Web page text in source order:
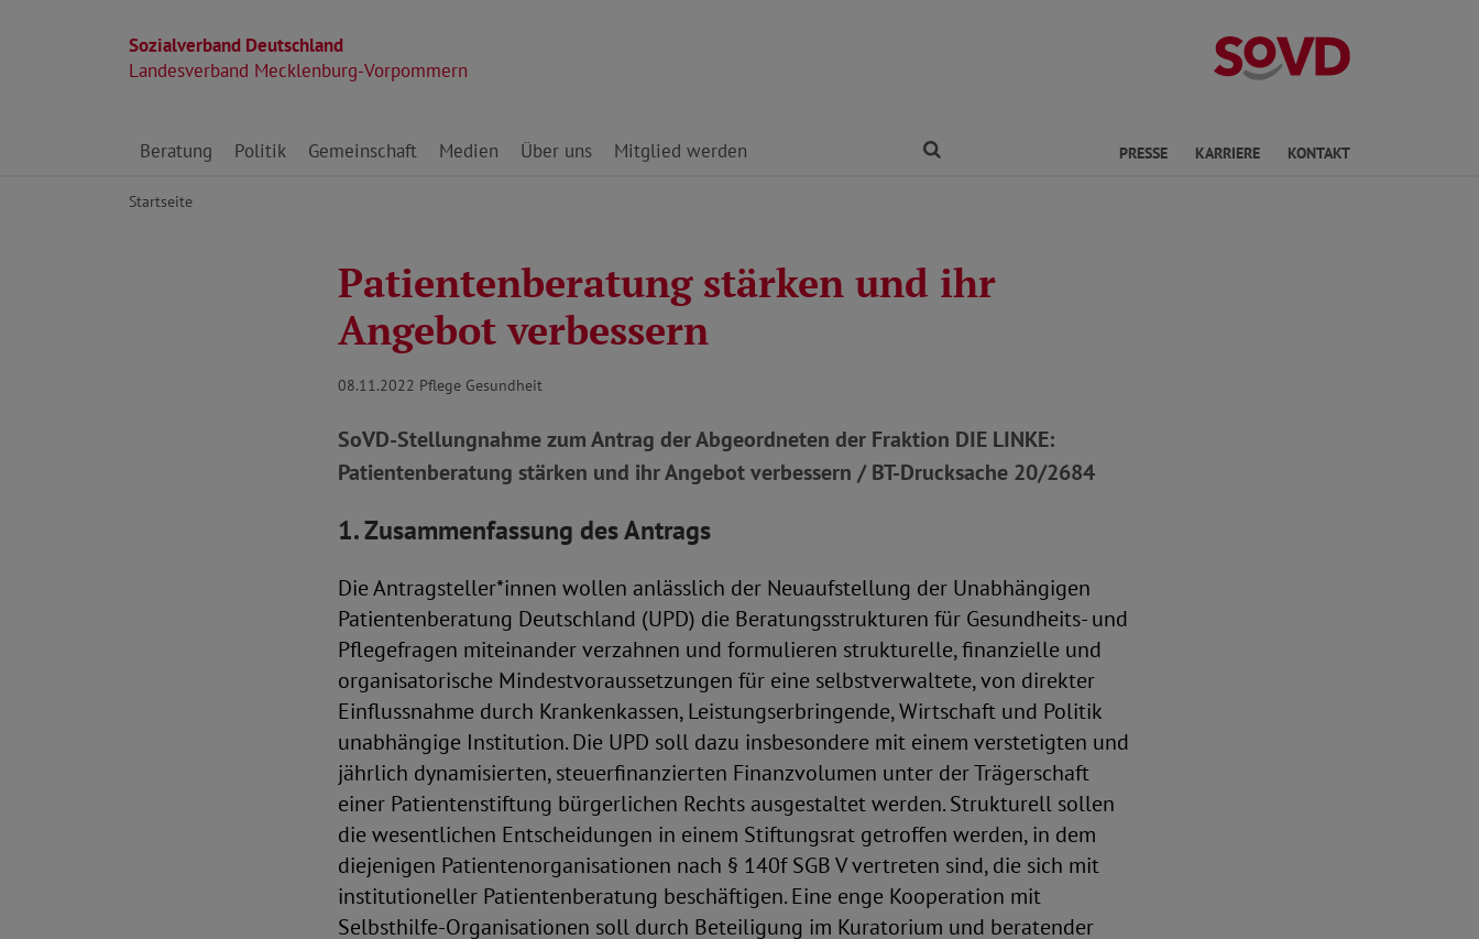
Sozialverband Deutschland
Landesverband Mecklenburg-Vorpommern
Landesverband
Direkt zu den Inhalten springen
Beratung Politik Gemeinschaft Medien Über uns Mitglied werden PRESSE KARRIERE KONTAKT
Startseite
Patientenberatung stärken und ihr
Angebot verbessern
08.11.2022 Pflege Gesundheit
SoVD-Stellungnahme zum Antrag der Abgeordneten der Fraktion DIE LINKE:
Patientenberatung stärken und ihr Angebot verbessern / BT-Drucksache 20/2684
1. Zusammenfassung des Antrags
Die Antragsteller*innen wollen anlässlich der Neuaufstellung der Unabhängigen
Patientenberatung Deutschland (UPD) die Beratungsstrukturen für Gesundheits- und
Pflegefragen miteinander verzahnen und formulieren strukturelle, finanzielle und
organisatorische Mindestvoraussetzungen für eine selbstverwaltete, von direkter
Einflussnahme durch Krankenkassen, Leistungserbringende, Wirtschaft und Politik
unabhängige Institution. Die UPD soll dazu insbesondere mit einem verstetigten und
jährlich dynamisierten, steuerfinanzierten Finanzvolumen unter der Trägerschaft
einer Patientenstiftung bürgerlichen Rechts ausgestaltet werden. Strukturell sollen
die wesentlichen Entscheidungen in einem Stiftungsrat getroffen werden, in dem
diejenigen Patientenorganisationen nach § 140f SGB V vertreten sind, die sich mit
institutioneller Patientenberatung beschäftigen. Eine enge Kooperation mit
Selbsthilfe-Organisationen soll durch Beteiligung im Kuratorium und beratender